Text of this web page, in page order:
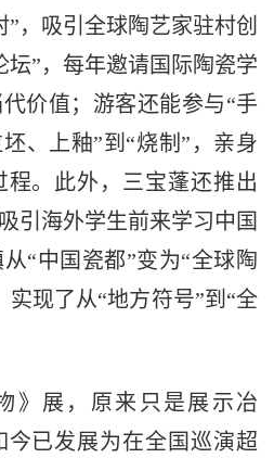
，吸引全球陶艺家驻村创
坛”，每年邀请国际陶瓷学
价值；游客还能参与“手
、上釉”到“烧制”，亲身
。此外，三宝蓬还推出
引海外学生前来学习中国
“中国瓷都”变为“全球陶
实现了从“地方符号”到“全
》展，原来只是展示冶
已发展为在全国巡演超